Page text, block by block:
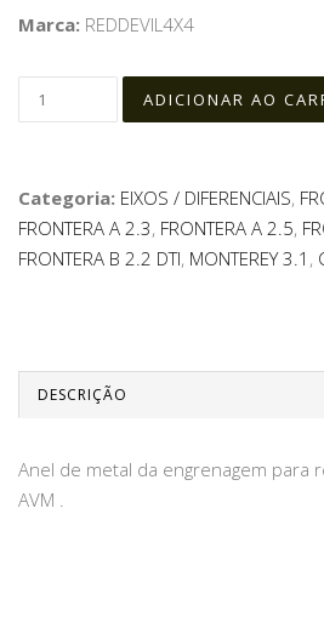
Marca: REDDEVIL4X4
Categoria: EIXOS / DIFERENCIAIS,
FRONTERA A 2.3, FRONTERA A 2.5,
FRONTERA B 2.2 DTI, MONTEREY 3.1 ,
DESCRIÇÃO
Anel de metal da engrenagem para
AVM .